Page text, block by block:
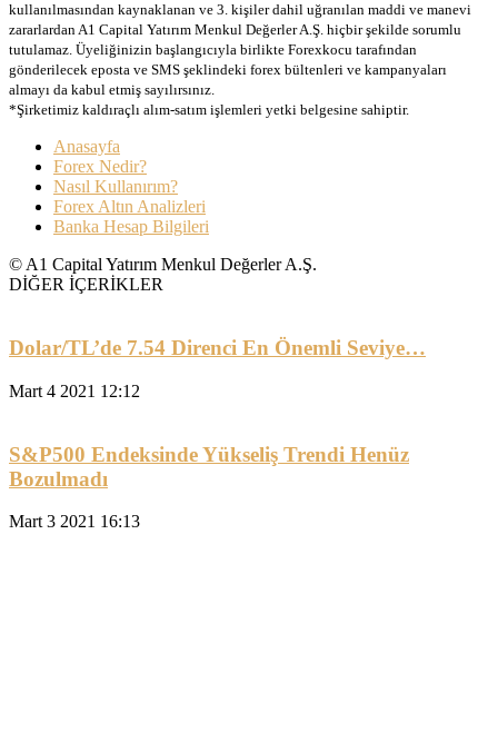
kullanılmasından kaynaklanan ve 3. kişiler dahil uğranılan maddi ve manevi
zararlardan A1 Capital Yatırım Menkul Değerler A.Ş. hiçbir şekilde sorumlu
tutulamaz. Üyeliğinizin başlangıcıyla birlikte Forexkocu tarafından
gönderilecek eposta ve SMS şeklindeki forex bültenleri ve kampanyaları
almayı da kabul etmiş sayılırsınız.
*Şirketimiz kaldıraçlı alım-satım işlemleri yetki belgesine sahiptir.
Anasayfa
Forex Nedir?
Nasıl Kullanırım?
Forex Altın Analizleri
Banka Hesap Bilgileri
© A1 Capital Yatırım Menkul Değerler A.Ş.
DİĞER İÇERİKLER
Dolar/TL’de 7.54 Direnci En Önemli Seviye…
Mart 4 2021 12:12
S&P500 Endeksinde Yükseliş Trendi Henüz
Bozulmadı
Mart 3 2021 16:13